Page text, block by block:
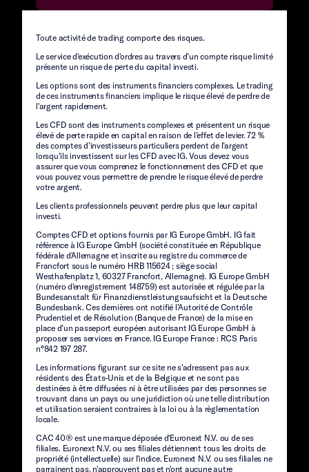
Toute activité de trading comporte des risques.
Le service d'exécution d'ordres au travers d’un compte risque limité
présente un risque de perte du capital investi.
Les options sont des instruments financiers complexes. Le trading
de ces instruments financiers implique le risque élevé de perdre de
l'argent rapidement.
Les CFD sont des instruments complexes et présentent un risque
élevé de perte rapide en capital en raison de l’effet de levier. 72 %
des comptes d’investisseurs particuliers perdent de l’argent
lorsqu’ils investissent sur les CFD avec IG. Vous devez vous
assurer que vous comprenez le fonctionnement des CFD et que
vous pouvez vous permettre de prendre le risque élevé de perdre
votre argent.
Les clients professionnels peuvent perdre plus que leur capital
investi.
Comptes CFD et options fournis par IG Europe GmbH. IG fait
référence à IG Europe GmbH (société constituée en République
fédérale d'Allemagne et inscrite au registre du commerce de
Francfort sous le numéro HRB 115624 ; siège social
Westhafenplatz 1, 60327 Francfort, Allemagne). IG Europe GmbH
(numéro d'enregistrement 148759) est autorisée et régulée par la
Bundesanstalt für Finanzdienstleistungsaufsicht et la Deutsche
Bundesbank. Ces dernières ont notifié l’Autorité de Contrôle
Prudentiel et de Résolution (Banque de France) de la mise en
place d’un passeport européen autorisant IG Europe GmbH à
proposer ses services en France. IG Europe France : RCS Paris
n°842 197 287.
Les informations figurant sur ce site ne s'adressent pas aux
résidents des États-Unis et de la Belgique et ne sont pas
destinées à être diffusées ni à être utilisées par des personnes se
trouvant dans un pays ou une juridiction où une telle distribution
et utilisation seraient contraires à la loi ou à la règlementation
locale.
CAC 40® est une marque déposée d'Euronext N.V. ou de ses
filiales. Euronext N.V. ou ses filiales détiennent tous les droits de
propriété (intellectuelle) sur l'indice. Euronext N.V. ou ses filiales ne
parrainent pas, n'approuvent pas et n'ont aucune autre